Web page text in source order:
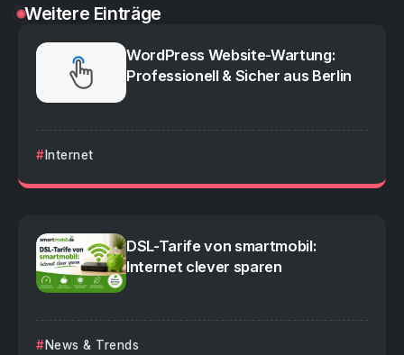
Weitere Einträge
WordPress Website-Wartung:
Professionell & Sicher aus Berlin
Internet
DSL-Tarife von smartmobil:
Internet clever sparen
News & Trends